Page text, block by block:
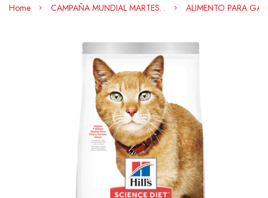
Home CAMPAÑA MUNDIAL MARTES. . ALIMENTO PARA